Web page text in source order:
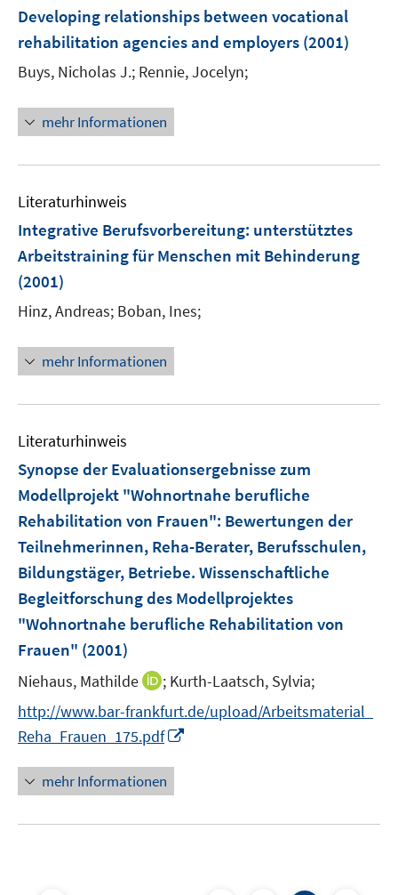
n
Developing relationships between vocational
rehabilitation agencies and employers (2001)
Buys, Nicholas J.; Rennie, Jocelyn;
mehr Informationen
Literaturhinweis
Integrative Berufsvorbereitung: unterstütztes
Arbeitstraining für Menschen mit Behinderung
(2001)
Hinz, Andreas; Boban, Ines;
mehr Informationen
Literaturhinweis
Synopse der Evaluationsergebnisse zum
Modellprojekt "Wohnortnahe berufliche
Rehabilitation von Frauen": Bewertungen der
Teilnehmerinnen, Reha-Berater, Berufsschulen,
Bildungstäger, Betriebe. Wissenschaftliche
Begleitforschung des Modellprojektes
"Wohnortnahe berufliche Rehabilitation von
Frauen" (2001)
Niehaus, Mathilde
I
n
n
e
u
e
F
; Kurth-Laatsch, Sylvia;
http://www.bar-frankfurt.de/upload/Arbeitsmaterial_
Reha_Frauen_175.pdf
u
mehr Informationen